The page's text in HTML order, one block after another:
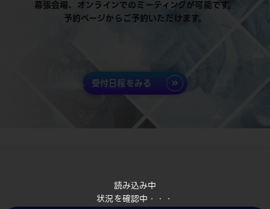
読み込み中
状況を確認中・・・
幕張会場、オンラインでのミーティングが可能です。
予約ページからご予約いただけます。
受付日程をみる